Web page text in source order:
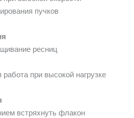
пучков
ресниц
при высокой нагрузке
встряхнуть флакон